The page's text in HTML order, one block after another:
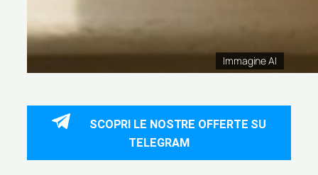
Immagine AI
SCOPRI LE NOSTRE OFFERTE SU
TELEGRAM